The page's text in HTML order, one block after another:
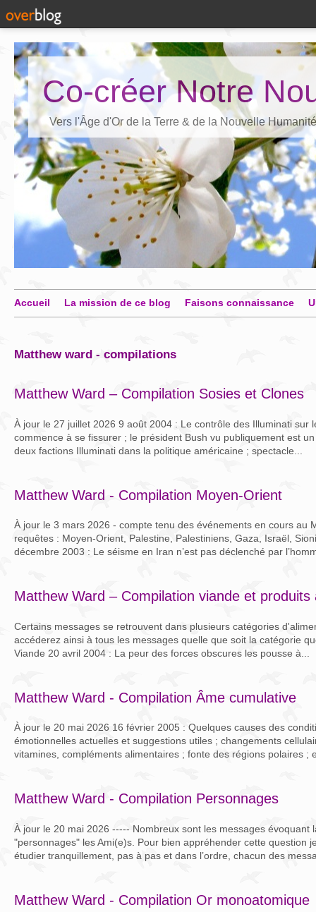
Co-créer Notre
Vers l'Âge d'Or de la Terre & de la Nouvelle Humanité
Accueil La mission de ce blog Faisons connaissance
matthew ward - compilations
Matthew Ward – Compilation Sosies et Clones
À jour le 27 juillet 2026 9 août 2004 : Le contrôle des Illuminati sur
commence à se fissurer ; le président Bush vu publiquement est
deux factions Illuminati dans la politique américaine ; spectacle...
Matthew Ward - Compilation Moyen-Orient
À jour le 3 mars 2026 - compte tenu des événements en cours au
requêtes : Moyen-Orient, Palestine, Palestiniens, Gaza, Israël,
décembre 2003 : Le séisme en Iran n’est pas déclenché par
Matthew Ward – Compilation viande et produits
Certains messages se retrouvent dans plusieurs catégories
accéderez ainsi à tous les messages quelle que soit la catégorie
Viande 20 avril 2004 : La peur des forces obscures les pousse à...
Matthew Ward - Compilation Âme cumulative
À jour le 20 mai 2026 16 février 2005 : Quelques causes des
émotionnelles actuelles et suggestions utiles ; changements
vitamines, compléments alimentaires ; fonte des régions polaires ;
Matthew Ward - Compilation Personnages
À jour le 20 mai 2026 ----- Nombreux sont les messages évoquant
"personnages" les Ami(e)s. Pour bien appréhender cette question
étudier tranquillement, pas à pas et dans l’ordre, chacun des
Matthew Ward - Compilation Or monoatomique